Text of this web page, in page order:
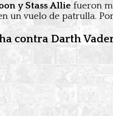
y Stass Allie fueron
un vuelo de patrulla.
contra Darth